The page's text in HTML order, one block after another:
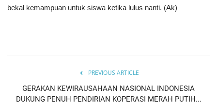
bekal kemampuan untuk siswa ketika lulus nanti. (Ak)
PREVIOUS ARTICLE
GERAKAN KEWIRAUSAHAAN NASIONAL INDONESIA
DUKUNG PENUH PENDIRIAN KOPERASI MERAH PUTIH...